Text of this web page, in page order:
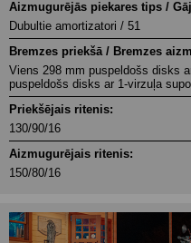
Aizmugurējās piekares tips /
Dubultie amortizatori / 51
Bremzes priekšā / Bremzes
Viens 298 mm puspeldošs disks
puspeldošs disks ar 1-virzuļa
Priekšējais ritenis:
130/90/16
Aizmugurējais ritenis:
150/80/16